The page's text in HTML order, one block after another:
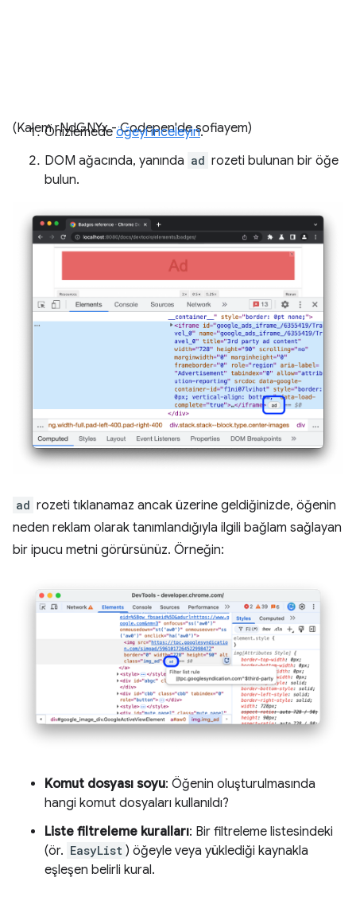
(Kalem rNdGNYx - Codepen'de sofiayem)
Önizlemedeöğeyi inceleyin.
DOM ağacında, yanında ad rozeti bulunan bir öğe
bulun.
ad rozeti tıklanamaz ancak üzerine geldiğinizde, öğenin
neden reklam olarak tanımlandığıyla ilgili bağlam sağlayan
bir ipucu metni görürsünüz. Örneğin:
Komut dosyası soyu: Öğenin oluşturulmasında
hangi komut dosyaları kullanıldı?
Liste filtreleme kuralları: Bir filtreleme listesindeki
(ör. EasyList ) öğeyle veya yüklediği kaynakla
eşleşen belirli kural.